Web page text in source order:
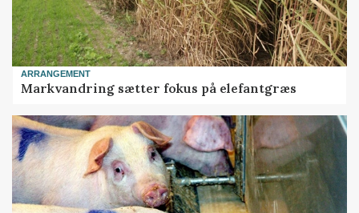
ARRANGEMENT
Markvandring sætter fokus på elefantgræs